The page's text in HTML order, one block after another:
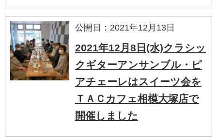
公開日：2021年12月13日
2021年12月8日(水)クラシッ
クギターアンサンブル・ピ
アチェーレはスイーツ会を
ＴＡＣカフェ相模大塚店で
開催しました